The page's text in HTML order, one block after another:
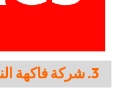
3. شركة فاكهة النول